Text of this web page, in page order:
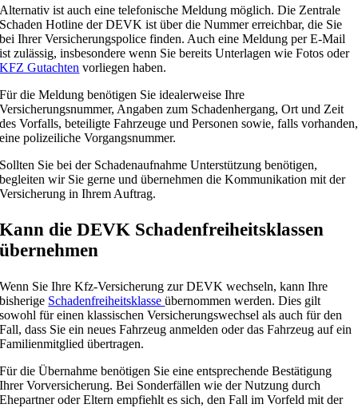
Alternativ ist auch eine telefonische Meldung möglich. Die Zentrale
Schaden Hotline der DEVK ist über die Nummer erreichbar, die Sie
bei Ihrer Versicherungspolice finden. Auch eine Meldung per E-Mail
ist zulässig, insbesondere wenn Sie bereits Unterlagen wie Fotos oder
KFZ Gutachten vorliegen haben.
Für die Meldung benötigen Sie idealerweise Ihre
Versicherungsnummer, Angaben zum Schadenhergang, Ort und Zeit
des Vorfalls, beteiligte Fahrzeuge und Personen sowie, falls vorhanden,
eine polizeiliche Vorgangsnummer.
Sollten Sie bei der Schadenaufnahme Unterstützung benötigen,
begleiten wir Sie gerne und übernehmen die Kommunikation mit der
Versicherung in Ihrem Auftrag.
Kann die DEVK Schadenfreiheitsklassen
übernehmen
Wenn Sie Ihre Kfz-Versicherung zur DEVK wechseln, kann Ihre
bisherige Schadenfreiheitsklasseübernommen werden. Dies gilt
sowohl für einen klassischen Versicherungswechsel als auch für den
Fall, dass Sie ein neues Fahrzeug anmelden oder das Fahrzeug auf ein
Familienmitglied übertragen.
Für die Übernahme benötigen Sie eine entsprechende Bestätigung
Ihrer Vorversicherung. Bei Sonderfällen wie der Nutzung durch
Ehepartner oder Eltern empfiehlt es sich, den Fall im Vorfeld mit der